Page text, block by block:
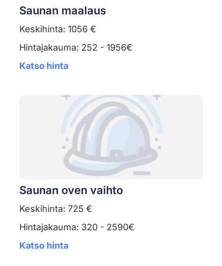
Saunan maalaus
Keskihinta: 1056 €
Hintajakauma: 252 - 1956€
Katso hinta
Saunan oven vaihto
Keskihinta: 725 €
Hintajakauma: 320 - 2590€
Katso hinta